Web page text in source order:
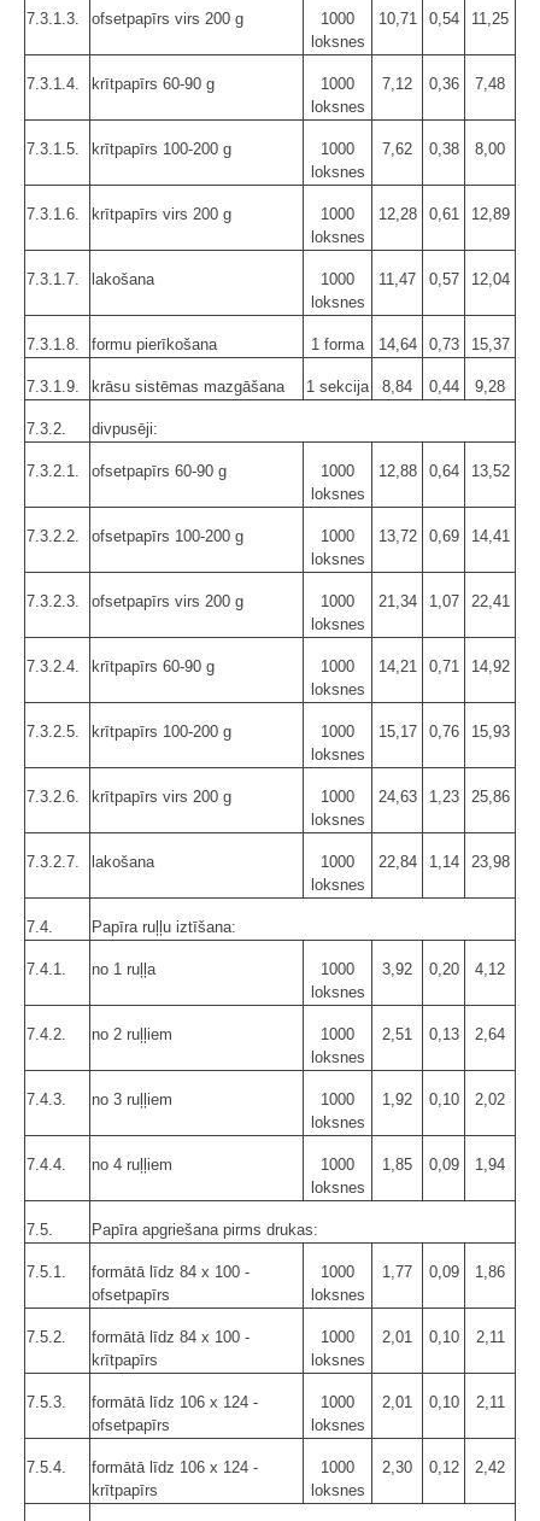
7.3.1.3. ofsetpapīrs virs 200 g
1000
loksnes
10,71 0,54 11,25
7.3.1.4. krītpapīrs 60-90 g
1000
loksnes
7,12 0,36 7,48
7.3.1.5. krītpapīrs 100-200 g
1000
loksnes
7,62 0,38 8,00
7.3.1.6. krītpapīrs virs 200 g
1000
loksnes
12,28 0,61 12,89
7.3.1.7. lakošana
1000
loksnes
11,47 0,57 12,04
7.3.1.8. formu pierīkošana 1 forma 14,64 0,73 15,37
7.3.1.9. krāsu sistēmas mazgāšana 1 sekcija 8,84 0,44 9,28
7.3.2. divpusēji:
7.3.2.1. ofsetpapīrs 60-90 g
1000
loksnes
12,88 0,64 13,52
7.3.2.2. ofsetpapīrs 100-200 g
1000
loksnes
13,72 0,69 14,41
7.3.2.3. ofsetpapīrs virs 200 g
1000
loksnes
21,34 1,07 22,41
7.3.2.4. krītpapīrs 60-90 g
1000
loksnes
14,21 0,71 14,92
7.3.2.5. krītpapīrs 100-200 g
1000
loksnes
15,17 0,76 15,93
7.3.2.6. krītpapīrs virs 200 g
1000
loksnes
24,63 1,23 25,86
7.3.2.7. lakošana
1000
loksnes
22,84 1,14 23,98
7.4. Papīra ruļļu iztīšana:
7.4.1. no 1 ruļļa
1000
loksnes
3,92 0,20 4,12
7.4.2. no 2 ruļļiem
1000
loksnes
2,51 0,13 2,64
7.4.3. no 3 ruļļiem
1000
loksnes
1,92 0,10 2,02
7.4.4. no 4 ruļļiem
1000
loksnes
1,85 0,09 1,94
7.5. Papīra apgriešana pirms drukas:
7.5.1.
formātā līdz 84 x 100 -
ofsetpapīrs
1000
loksnes
1,77 0,09 1,86
7.5.2.
formātā līdz 84 x 100 -
krītpapīrs
1000
loksnes
2,01 0,10 2,11
7.5.3.
formātā līdz 106 x 124 -
ofsetpapīrs
1000
loksnes
2,01 0,10 2,11
7.5.4.
formātā līdz 106 x 124 -
krītpapīrs
1000
loksnes
2,30 0,12 2,42